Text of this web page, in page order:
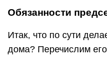
Обязанности
Итак, что по сути
дома? Перечислим